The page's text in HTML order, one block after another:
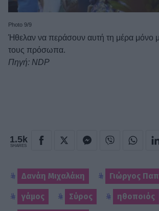
Photo 9/9
Ήθελαν να περάσουν αυτή τη μέρα μόνο
τους πρόσωπα.
Πηγή: NDP
1.5k
SHARES
Δανάη Μιχαλάκη Γιώργος
γάμος Σύρος ηθοποιός